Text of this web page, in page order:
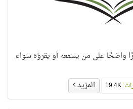
واضحًا على من يسمعه أو يقرؤه سواء
19.4K المزيد